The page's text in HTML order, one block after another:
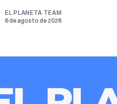
EL PLANETA TEAM
6 de agosto de 2026